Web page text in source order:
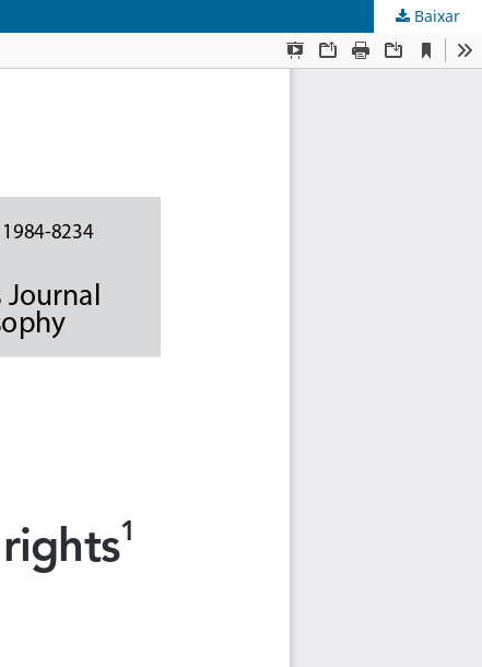
Baixar